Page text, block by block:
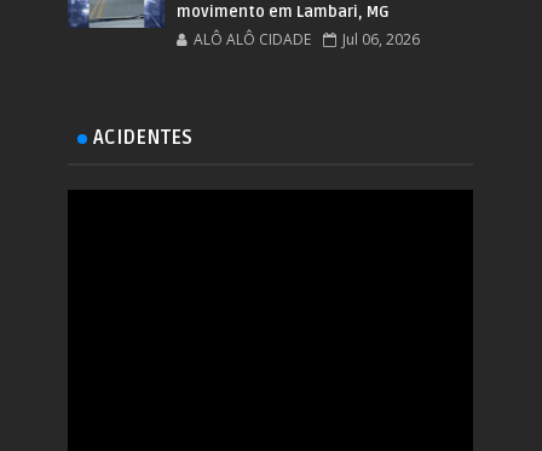
movimento em Lambari, MG
ALÔ ALÔ CIDADE Jul 06, 2026
ACIDENTES